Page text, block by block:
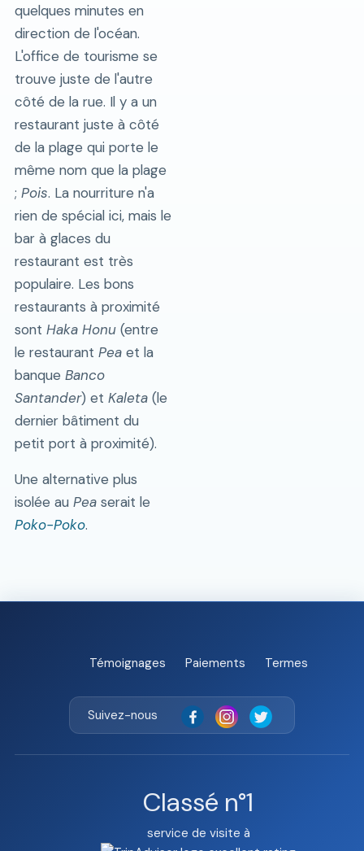
quelques minutes en
direction de l'océan.
L'office de tourisme se
trouve juste de l'autre
côté de la rue. Il y a un
restaurant juste à côté
de la plage qui porte le
même nom que la plage
; Pois. La nourriture n'a
rien de spécial ici, mais le
bar à glaces du
restaurant est très
populaire. Les bons
restaurants à proximité
sont Haka Honu(entre
le restaurant Peaet la
banque Banco
Santander) et Kaleta(le
dernier bâtiment du
petit port à proximité).
Une alternative plus
isolée au Peaserait le
Poko-Poko.
Témoignages Paiements Termes
Suivez-nous
Classé n°1
service de visite à